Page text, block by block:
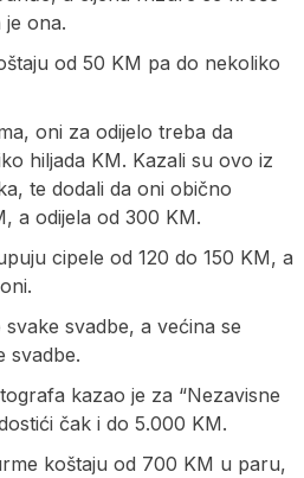
je ona.
od 50 KM pa do nekoliko
oni za odijelo treba da
hiljada KM. Kazali su ovo iz
te dodali da oni obično
a odijela od 300 KM.
cipele od 120 do 150 KM, a
svadbe, a većina se
svadbe.
kazao je za “Nezavisne
čak i do 5.000 KM.
koštaju od 700 KM u paru,